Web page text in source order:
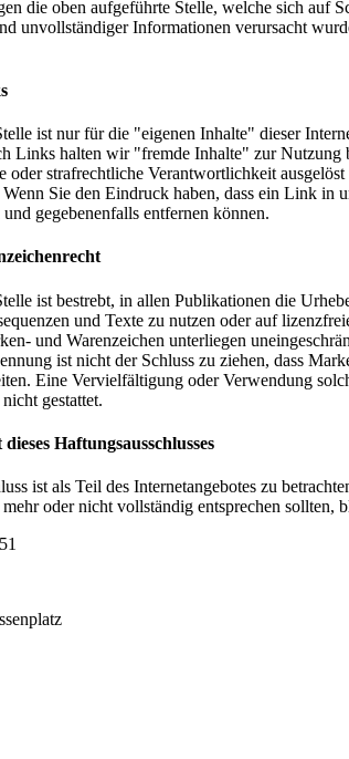
die oben aufgeführte Stelle, welche sich auf
unvollständiger Informationen verursacht
ist nur für die "eigenen Inhalte" dieser
Links halten wir "fremde Inhalte" zur
oder strafrechtliche Verantwortlichkeit
Sie den Eindruck haben, dass ein Link in
gegebenenfalls entfernen können.
ist bestrebt, in allen Publikationen die
und Texte zu nutzen oder auf
und Warenzeichen unterliegen
ist nicht der Schluss zu ziehen, dass
Eine Vervielfältigung oder Verwendung
gestattet.
Haftungsausschlusses
ist als Teil des Internetangebotes zu
oder nicht vollständig entsprechen